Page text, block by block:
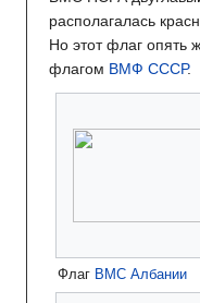
располагалась
Но этот флаг опять
флагом ВМФ СССР.
Флаг ВМС Албании